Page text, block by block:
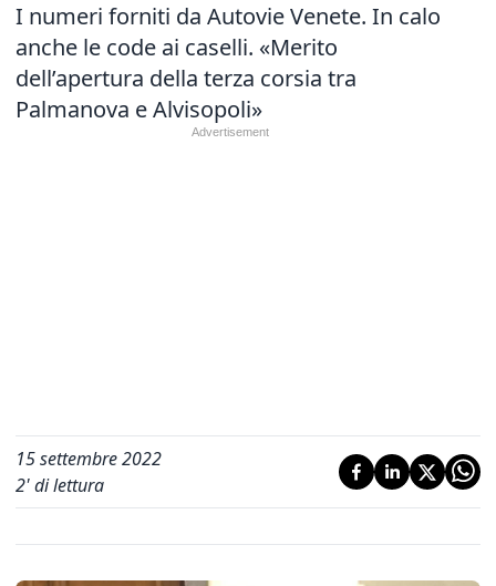
I numeri forniti da Autovie Venete. In calo
anche le code ai caselli. «Merito
dell’apertura della terza corsia tra
Palmanova e Alvisopoli»
15 settembre 2022
2' di lettura